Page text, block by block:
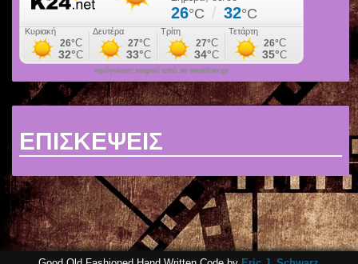
πρόγνωση καιρού από το weather.gr
ΕΠΙΣΚΕΨΕΙΣ